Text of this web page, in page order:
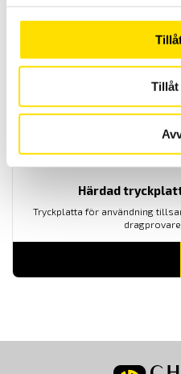
Tillåt
Härdad
Tryckplatta för användning